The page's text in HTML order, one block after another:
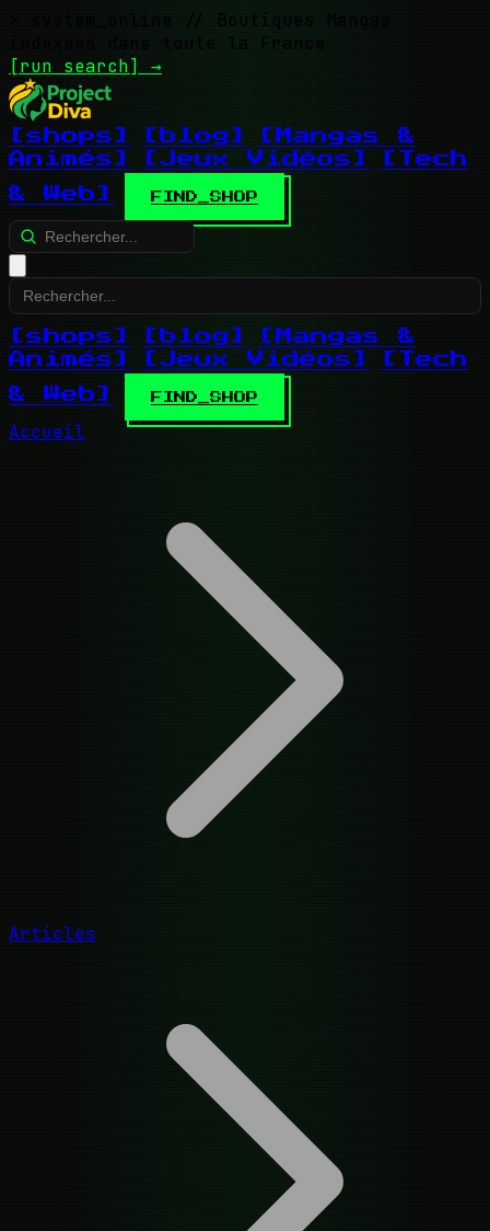
// Boutiques Mangas
indexées dans toute la France
[run search] →
[shops] [blog]
[Mangas &
Animés]
[Jeux Vidéos]
[Tech
& Web]
FIND_SHOP
[shops] [blog]
[Mangas &
Animés]
[Jeux Vidéos]
[Tech
& Web]
FIND_SHOP
Accueil
Articles